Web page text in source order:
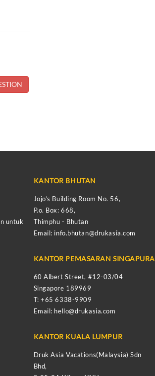
untuk
KANTOR BHUTAN
Jojo’s Building Room No. 56,
P.o. Box: 668,
Thimphu - Bhutan
Email: info.bhutan@drukasia.com
KANTOR PEMASARAN SINGAPURA
60 Albert Street, #12-03/04
Singapore 189969
T: +65 6338-9909
Email: hello@drukasia.com
KANTOR KUALA LUMPUR
Druk Asia Vacations(Malaysia) Sdn
Bhd,